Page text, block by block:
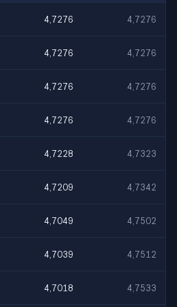
4,7276 4,7276
4,7276 4,7276
4,7276 4,7276
4,7276 4,7276
4,7228 4,7323
4,7209 4,7342
4,7049 4,7502
4,7039 4,7512
4,7018 4,7533